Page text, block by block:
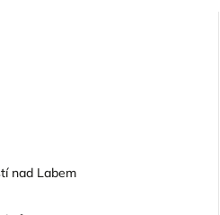
nad Labem